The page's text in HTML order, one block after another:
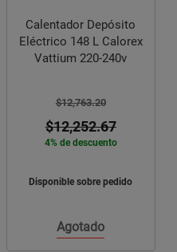
Calentador Depósito
Eléctrico 148 L Calorex
Vattium 220-240v
$12,763.20
$12,252.67
4% de descuento
Disponible sobre pedido
Agotado